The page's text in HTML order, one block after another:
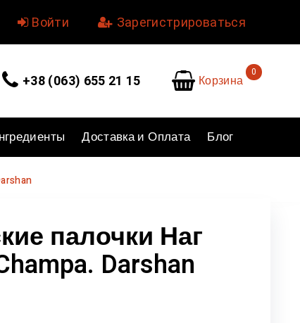
Войти Зарегистрироваться
+38 (063) 655 21 15 Корзина
0
Доставка и Оплата Блог
палочки Наг
Darshan